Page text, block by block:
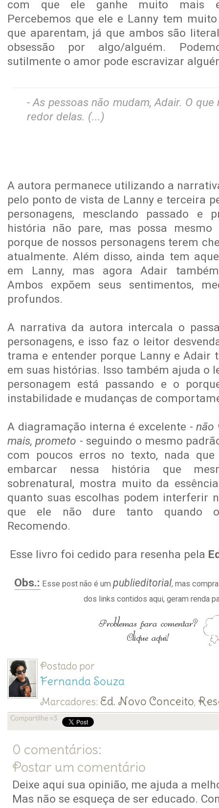
com que ele ganhe muito mais
Percebemos que ele e Lanny tem
que aparentam, já que ambos são
obsessão por algo/alguém.
sutilmente o amor pode escravizar
- As pessoas não mudam, Adair. O
redor delas. (...)
A autora permanece utilizando a
pelo ponto de vista de Lanny e terceira
personagens, mesclando passado e
história não pare, mas possa
porque de nossos personagens terem
atualmente. Além disso, ainda tem
em Lanny, mas agora Adair
Ambos expõem seus sentimentos,
profundos.
A narrativa da autora intercala o
personagens, e isso faz o leitor
trama e entender porque Lanny e Adair
em suas histórias. Isso também ajuda o
personagem está passando e o
instabilidade e mudanças de
A diagramação interna é excelente - não
mais, prometo - seguindo o mesmo
com poucos erros no texto, nada
embarcar nessa história que
sobrenatural, mostra muito da
quanto suas escolhas podem interferir
que ele não dure tanto quando o
Recomendo.
Esse livro foi cedido para resenha pela
Obs.: Esse post não é umpublieditorial, mas
dos links contidos aqui, geram renda
Postado por
Fernanda Souza
Marcadores: Ed. Novo Conceito,
0 comentários:
Postar um comentário
Deixe aqui sua opinião, me ajuda a
Mas não se esqueça de ser educado.